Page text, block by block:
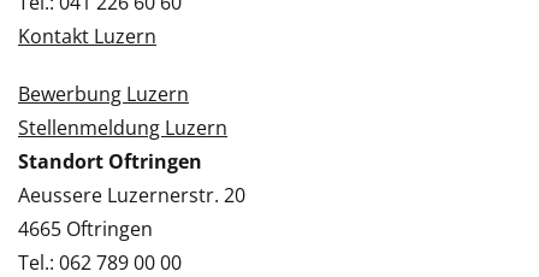
Kontakt Luzern
Bewerbung Luzern
Stellenmeldung Luzern
Standort Oftringen
Aeussere Luzernerstr. 20
4665 Oftringen
Tel.: 062 789 00 00